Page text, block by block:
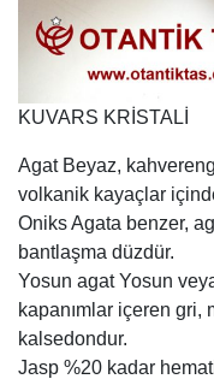
KUVARS KRİSTALİ
Agat Beyaz,
volkanik kayaçlar
Oniks Agata benzer,
bantlaşma düzdür.
Yosun agat Yosun
kapanımlar içeren gri,
kalsedondur.
Jasp %20 kadar